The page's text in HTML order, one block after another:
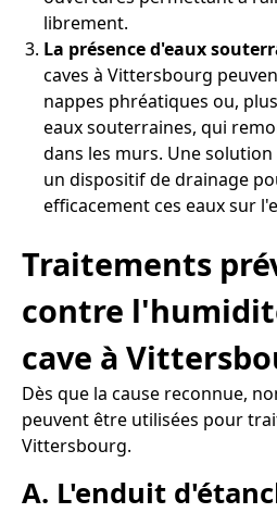
librement.
La présence d'eaux
caves à Vittersbourg
nappes phréatiques ou,
eaux souterraines, qui
dans les murs. Une
un dispositif de drainage
efficacement ces eaux sur
Traitements
contre
cave à
Dès que la cause reconnue,
peuvent être utilisées pour
Vittersbourg.
A. L'enduit